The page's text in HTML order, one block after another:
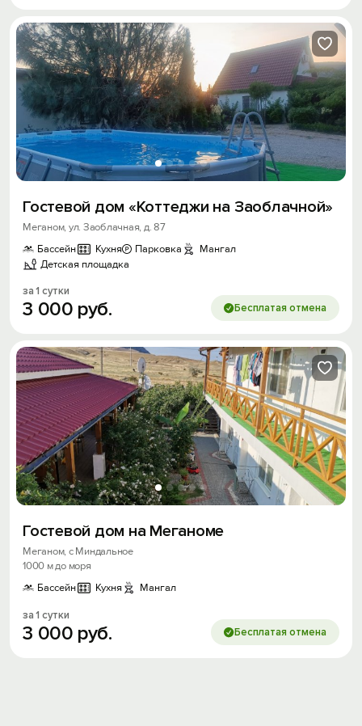
Гостевой дом «Коттеджи на Заоблачной»
Меганом, ул. Заоблачная, д. 87
Бассейн
Кухня Парковка
Мангал
Детская площадка
за 1 сутки
3 000 руб. Бесплатая отмена
Гостевой дом на Меганоме
Меганом, с Миндальное
1000 м до моря
Бассейн
Кухня Мангал
за 1 сутки
3 000 руб. Бесплатая отмена
Скидка −5%
Хочешь дешевле? Оставь почту и получи
промокод на первое бронирование!
Вход на сайт
Войти или
Войти
Войти с помощью